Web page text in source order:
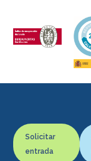
Solicitar
entrada